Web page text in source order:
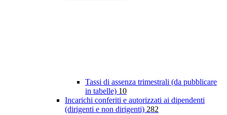
Tassi di assenza trimestrali (da pubblicare
in tabelle) 10
Incarichi conferiti e autorizzati ai dipendenti
(dirigenti e non dirigenti) 282